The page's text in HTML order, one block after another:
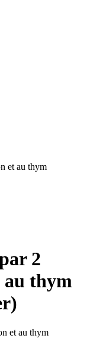
et au thym
2
au thym